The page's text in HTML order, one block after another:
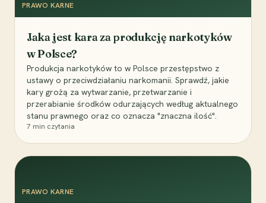
PRAWO KARNE
Jaka jest kara za produkcję narkotyków
w Polsce?
Produkcja narkotyków to w Polsce przestępstwo z
ustawy o przeciwdziałaniu narkomanii. Sprawdź, jakie
kary grożą za wytwarzanie, przetwarzanie i
przerabianie środków odurzających według aktualnego
stanu prawnego oraz co oznacza "znaczna ilość".
7 min czytania
PRAWO KARNE